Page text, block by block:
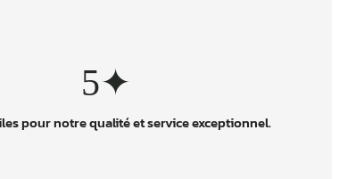
5✦
pour notre qualité et service exceptionnel.